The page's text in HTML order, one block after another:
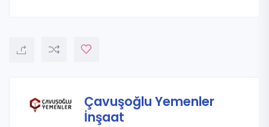
Çavuşoğlu Yemenler
İnşaat